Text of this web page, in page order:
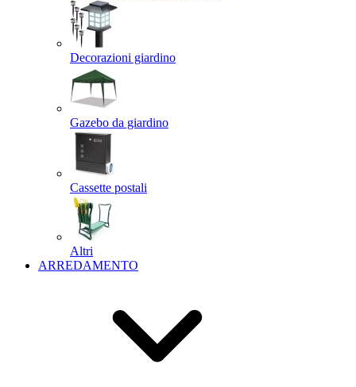
Decorazioni giardino
Gazebo da giardino
Cassette postali
Altri
ARREDAMENTO